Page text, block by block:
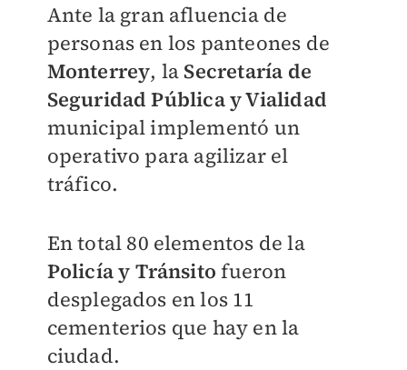
Ante la gran afluencia de
personas en los panteones de
Monterrey, la Secretaría de
Seguridad Pública y Vialidad
municipal implementó un
operativo para agilizar el
tráfico.
En total 80 elementos de la
Policía y Tránsito fueron
desplegados en los 11
cementerios que hay en la
ciudad.